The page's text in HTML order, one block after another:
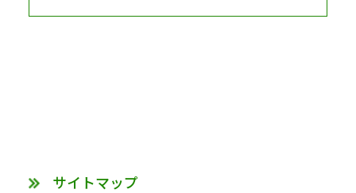
サイトマップ